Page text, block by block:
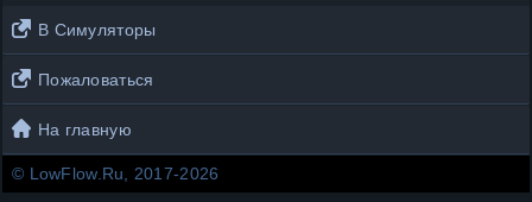
В Симуляторы
Пожаловаться
На главную
© LowFlow.Ru, 2017-2026